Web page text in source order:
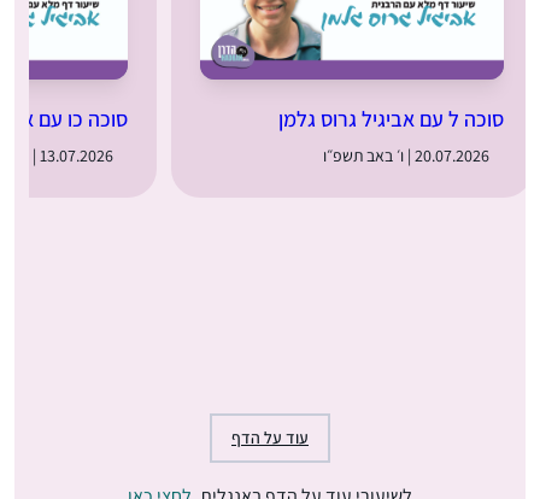
סוכה ל עם אביגיל גרוס גלמן
20.07.2026 | ו׳ באב תשפ״ו
סוכה כו עם
13.07.2026 | כ״ח בתמוז תשפ״ו
עוד על הדף